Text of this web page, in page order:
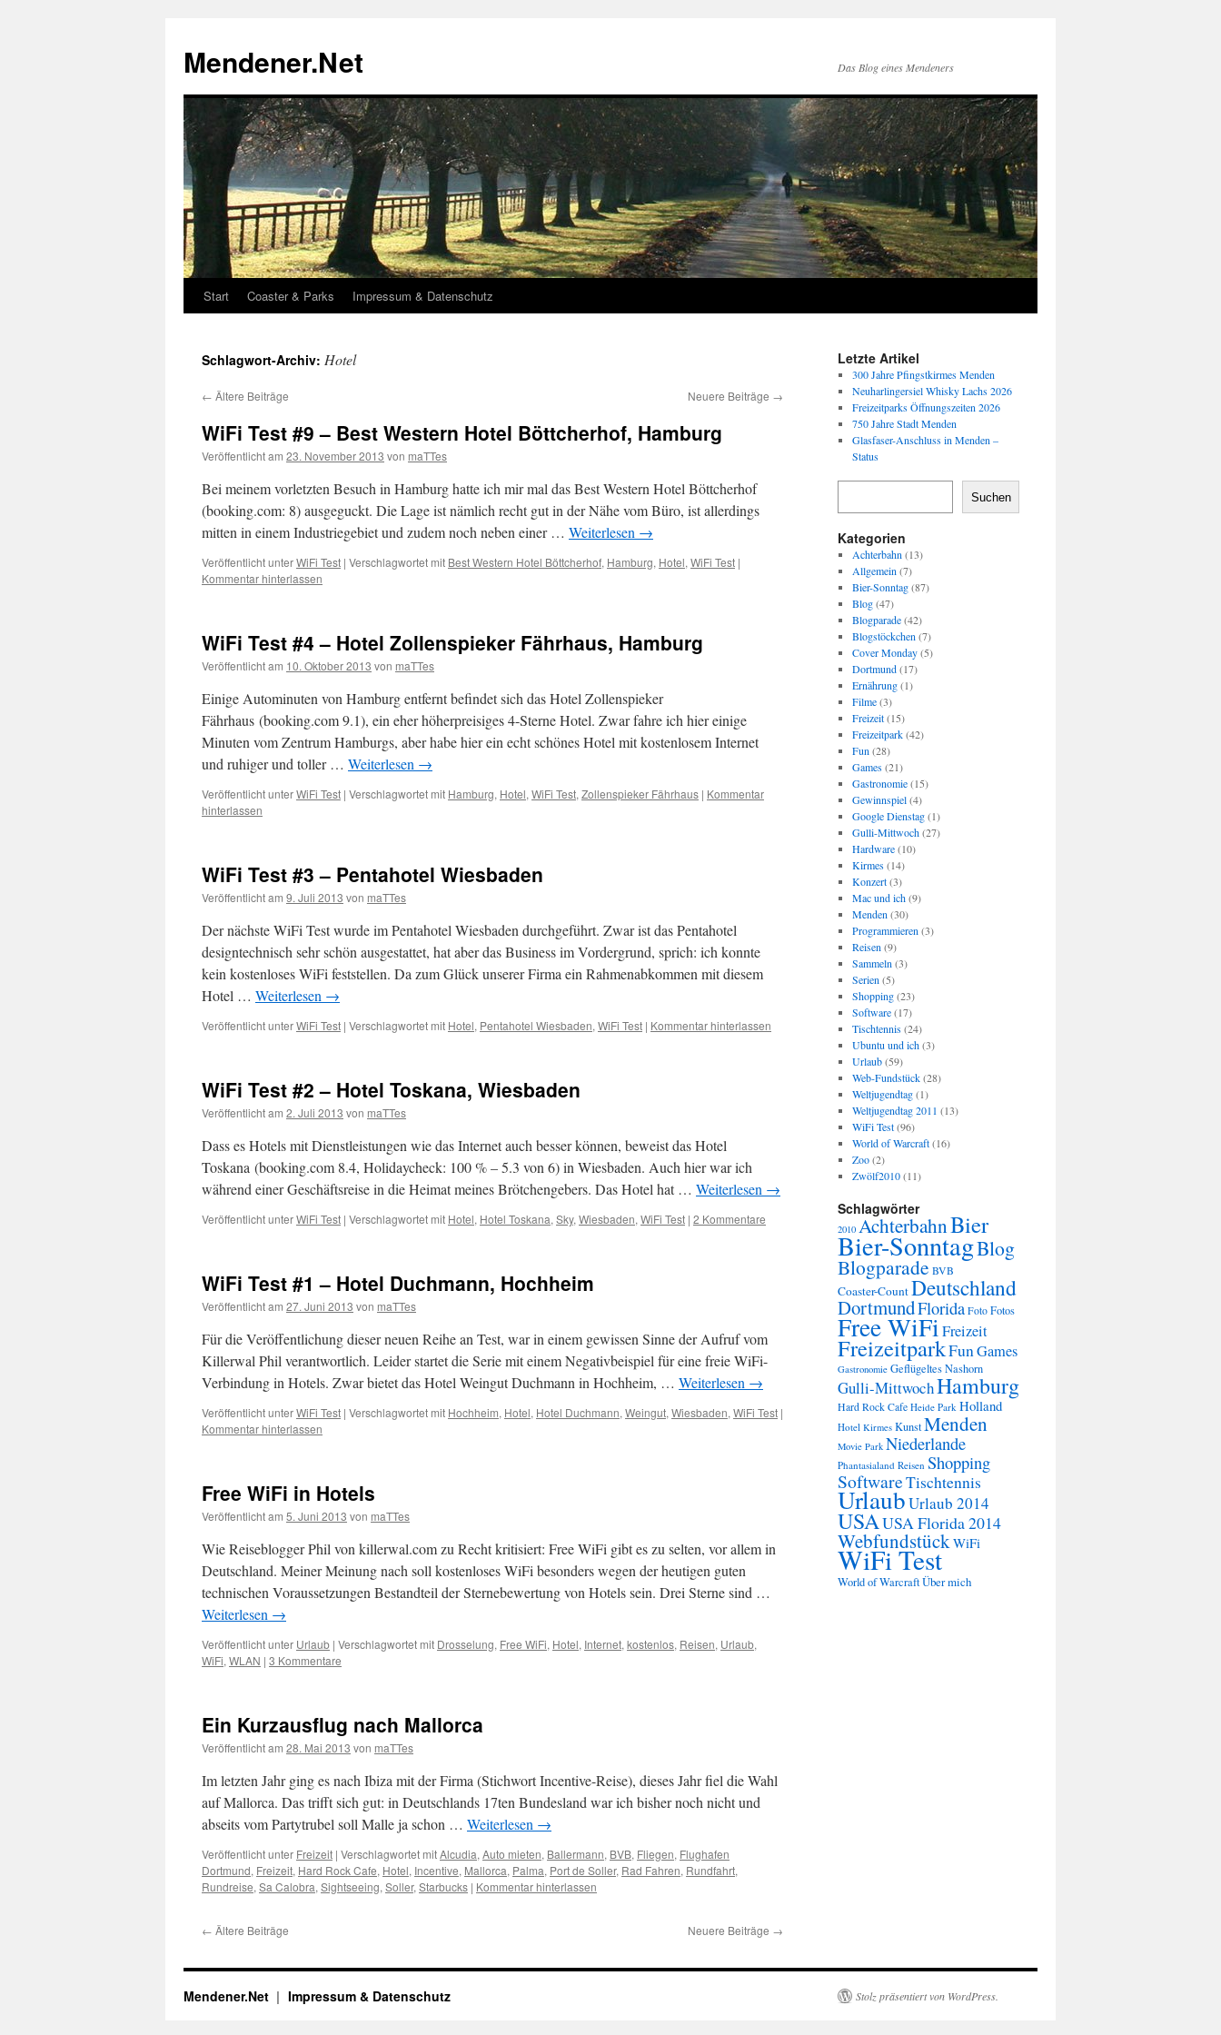
springen
Mendener.Net Das Blog eines Mendeners
Start Coaster & Parks Impressum & Datenschutz
Schlagwort-Archiv: Hotel
← Ältere Beiträge Neuere Beiträge →
WiFi Test #9 – Best Western Hotel Böttcherhof, Hamburg
Veröffentlicht am 23. November 2013 von maTTes
Bei meinem vorletzten Besuch in Hamburg hatte ich mir mal das Best Western Hotel Böttcherhof
(booking.com: 8) ausgeguckt. Die Lage ist nämlich recht gut in der Nähe vom Büro, ist allerdings
mitten in einem Industriegebiet und zudem noch neben einer … Weiterlesen →
Veröffentlicht unterWiFi Test | Verschlagwortet mit Best Western Hotel Böttcherhof, Hamburg, Hotel, WiFi Test |
Kommentar hinterlassen
WiFi Test #4 – Hotel Zollenspieker Fährhaus, Hamburg
Veröffentlicht am 10. Oktober 2013 von maTTes
Einige Autominuten von Hamburg entfernt befindet sich das Hotel Zollenspieker
Fährhaus (booking.com 9.1), ein eher höherpreisiges 4-Sterne Hotel. Zwar fahre ich hier einige
Minuten vom Zentrum Hamburgs, aber habe hier ein echt schönes Hotel mit kostenlosem Internet
und ruhiger und toller … Weiterlesen →
Veröffentlicht unterWiFi Test | Verschlagwortet mit Hamburg, Hotel, WiFi Test, Zollenspieker Fährhaus | Kommentar
hinterlassen
WiFi Test #3 – Pentahotel Wiesbaden
Veröffentlicht am 9. Juli 2013 von maTTes
Der nächste WiFi Test wurde im Pentahotel Wiesbaden durchgeführt. Zwar ist das Pentahotel
designtechnisch sehr schön ausgestattet, hat aber das Business im Vordergrund, sprich: ich konnte
kein kostenloses WiFi feststellen. Da zum Glück unserer Firma ein Rahmenabkommen mit diesem
Hotel … Weiterlesen →
Veröffentlicht unterWiFi Test | Verschlagwortet mit Hotel, Pentahotel Wiesbaden, WiFi Test | Kommentar hinterlassen
WiFi Test #2 – Hotel Toskana, Wiesbaden
Veröffentlicht am 2. Juli 2013 von maTTes
Dass es Hotels mit Dienstleistungen wie das Internet auch besser können, beweist das Hotel
Toskana (booking.com 8.4, Holidaycheck: 100 % – 5.3 von 6) in Wiesbaden. Auch hier war ich
während einer Geschäftsreise in die Heimat meines Brötchengebers. Das Hotel hat … Weiterlesen →
Veröffentlicht unterWiFi Test | Verschlagwortet mit Hotel, Hotel Toskana, Sky, Wiesbaden, WiFi Test | 2 Kommentare
WiFi Test #1 – Hotel Duchmann, Hochheim
Veröffentlicht am 27. Juni 2013 von maTTes
Für die Veröffentlichung dieser neuen Reihe an Test, war in einem gewissen Sinne der Aufruf vom
Killerwal Phil verantwortlich. Leider startet die Serie mit einem Negativbeispiel für eine freie WiFi-
Verbindung in Hotels. Zwar bietet das Hotel Weingut Duchmann in Hochheim, … Weiterlesen →
Veröffentlicht unterWiFi Test | Verschlagwortet mit Hochheim, Hotel, Hotel Duchmann, Weingut, Wiesbaden, WiFi Test |
Kommentar hinterlassen
Free WiFi in Hotels
Veröffentlicht am 5. Juni 2013 von maTTes
Wie Reiseblogger Phil von killerwal.com zu Recht kritisiert: Free WiFi gibt es zu selten, vor allem in
Deutschland. Meiner Meinung nach soll kostenloses WiFi besonders wegen der heutigen guten
technischen Voraussetzungen Bestandteil der Sternebewertung von Hotels sein. Drei Sterne sind …
Weiterlesen →
Veröffentlicht unter Urlaub | Verschlagwortet mit Drosselung, Free WiFi, Hotel, Internet, kostenlos, Reisen, Urlaub,
WiFi, WLAN | 3 Kommentare
Ein Kurzausflug nach Mallorca
Veröffentlicht am 28. Mai 2013 von maTTes
Im letzten Jahr ging es nach Ibiza mit der Firma (Stichwort Incentive-Reise), dieses Jahr fiel die Wahl
auf Mallorca. Das trifft sich gut: in Deutschlands 17ten Bundesland war ich bisher noch nicht und
abseits vom Partytrubel soll Malle ja schon … Weiterlesen →
Veröffentlicht unter Freizeit | Verschlagwortet mitAlcudia, Auto mieten, Ballermann, BVB, Fliegen, Flughafen
Dortmund, Freizeit, Hard Rock Cafe, Hotel, Incentive, Mallorca, Palma, Port de Soller, Rad Fahren, Rundfahrt,
Rundreise, Sa Calobra, Sightseeing, Soller, Starbucks | Kommentar hinterlassen
← Ältere Beiträge Neuere Beiträge →
Letzte Artikel
300 Jahre Pfingstkirmes Menden
Neuharlingersiel Whisky Lachs 2026
Freizeitparks Öffnungszeiten 2026
750 Jahre Stadt Menden
Glasfaser-Anschluss in Menden –
Status
Suchen
Kategorien
Achterbahn (13)
Allgemein (7)
Bier-Sonntag(87)
Blog(47)
Blogparade(42)
Blogstöckchen (7)
Cover Monday(5)
Dortmund(17)
Ernährung(1)
Filme(3)
Freizeit(15)
Freizeitpark(42)
Fun (28)
Games(21)
Gastronomie(15)
Gewinnspiel(4)
Google Dienstag(1)
Gulli-Mittwoch(27)
Hardware(10)
Kirmes(14)
Konzert(3)
Mac und ich(9)
Menden (30)
Programmieren (3)
Reisen (9)
Sammeln (3)
Serien (5)
Shopping(23)
Software(17)
Tischtennis(24)
Ubuntu und ich(3)
Urlaub(59)
Web-Fundstück(28)
Weltjugendtag(1)
Weltjugendtag 2011 (13)
WiFi Test(96)
World of Warcraft(16)
Zoo(2)
Zwölf2010(11)
Schlagwörter
2010 AchterbahnBier
Bier-SonntagBlog
Blogparade BVB
Coaster-CountDeutschland
DortmundFlorida Foto Fotos
Free WiFiFreizeit
FreizeitparkFunGames
Gastronomie Geflügeltes Nashorn
Gulli-MittwochHamburg
Hard Rock Cafe Heide Park Holland
Hotel Kirmes KunstMenden
Movie Park Niederlande
Phantasialand Reisen Shopping
SoftwareTischtennis
UrlaubUrlaub 2014
USAUSA Florida 2014
WebfundstückWiFi
WiFi Test
World of WarcraftÜber mich
Mendener.Net Impressum & Datenschutz Stolz präsentiert von WordPress.